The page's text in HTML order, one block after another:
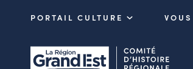
PORTAIL CULTURE